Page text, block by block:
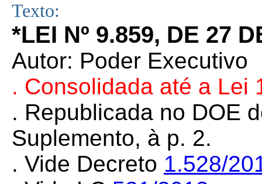
Texto:
*LEI Nº 9.859, DE 27
Autor: Poder Executivo
. Consolidada até a Lei
. Republicada no DOE
Suplemento, à p. 2.
. Vide Decreto 1.528/